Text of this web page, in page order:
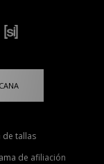
de tallas
de afiliación